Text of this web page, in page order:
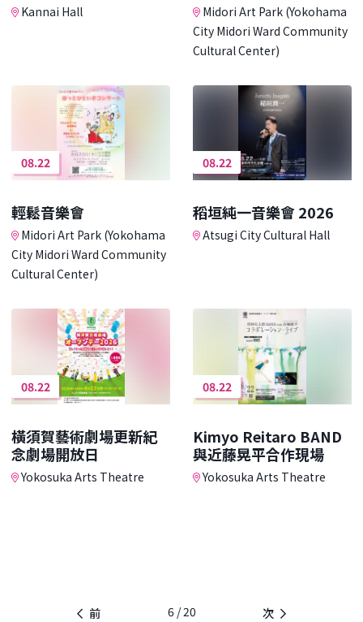
Kannai Hall
Midori Art Park (Yokohama
City Midori Ward Community
Cultural Center)
08.22
輕鬆音樂會
Midori Art Park (Yokohama
City Midori Ward Community
Cultural Center)
08.22
稻垣純一音樂會 2026
Atsugi City Cultural Hall
08.22
橫須賀藝術劇場更新紀
念劇場開放日
Yokosuka Arts Theatre
08.22
Kimyo Reitaro BAND
與近藤晃平合作現場
Yokosuka Arts Theatre
前 6 / 20
次